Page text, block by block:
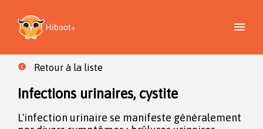
Retour à la liste
Infections urinaires, cystite
L'infection urinaire se manifeste généralement